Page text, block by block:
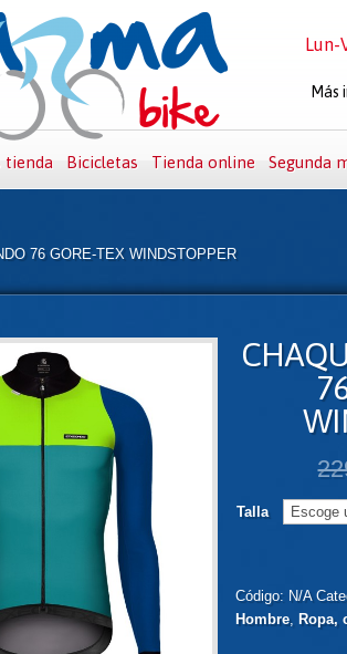
tienda Bicicletas Tienda online Segunda
76 GORE-TEX WINDSTOPPER
Talla
Código: N/A
Hombre, Ropa,
Lun-
Más